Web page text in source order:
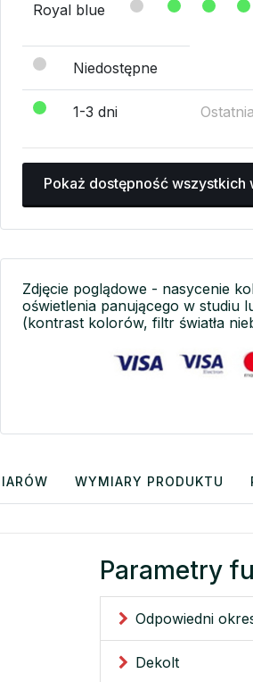
Royal blue
Niedostępne
1-3 dni
Pokaż dostępność wszystkich
Zdjęcie poglądowe - nasycenie
oświetlenia panującego w studiu
(kontrast kolorów, filtr światła
WYMIARY PRODUKTU
Parametry
Odpowiedni
Dekolt